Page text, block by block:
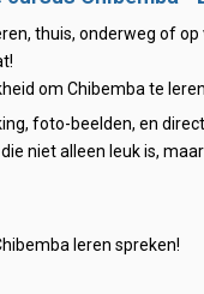
thuis, onderweg of
om Chibemba te
foto-beelden, en
niet alleen leuk is,
leren spreken!